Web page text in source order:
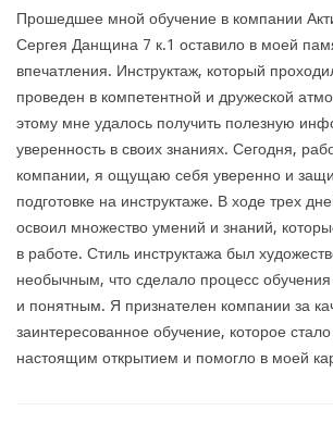
Прошедшее мной обучение в компании
Сергея Данщина 7 к.1 оставило в моей
впечатления. Инструктаж, который
проведен в компетентной и дружеской
этому мне удалось получить полезную
уверенность в своих знаниях. Сегодня,
компании, я ощущаю себя уверенно и
подготовке на инструктаже. В ходе трех
освоил множество умений и знаний,
в работе. Стиль инструктажа был
необычным, что сделало процесс
и понятным. Я признателен компании за
заинтересованное обучение, которое
настоящим открытием и помогло в моей